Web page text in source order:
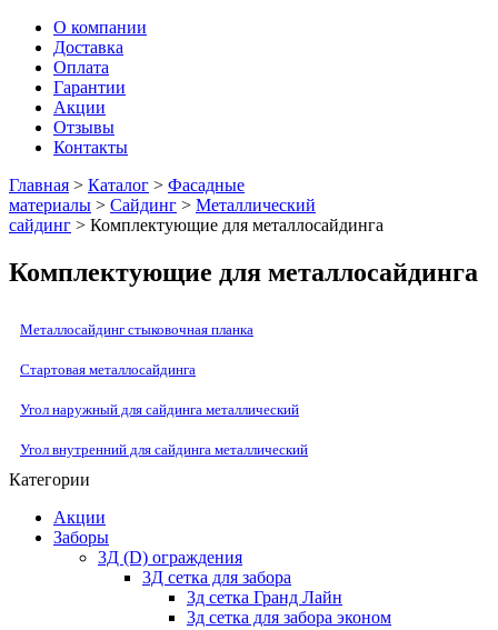
О компании
Доставка
Оплата
Гарантии
Акции
Отзывы
Контакты
Главная > Каталог > Фасадные
материалы > Сайдинг > Металлический
сайдинг > Комплектующие для металлосайдинга
Комплектующие для металлосайдинга
Металлосайдинг стыковочная планка
Стартовая металлосайдинга
Угол наружный для сайдинга металлический
Угол внутренний для сайдинга металлический
Категории
Акции
Заборы
3Д (D) ограждения
3Д сетка для забора
3д сетка Гранд Лайн
3д сетка для забора эконом